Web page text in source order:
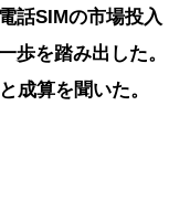
話SIMの市場投入
歩を踏み出した。
成算を聞いた。